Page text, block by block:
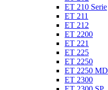
ET 210 Serie
ET 211
ET 212
ET 2200
ET 221
ET 225
ET 2250
ET 2250 MD
ET 2300